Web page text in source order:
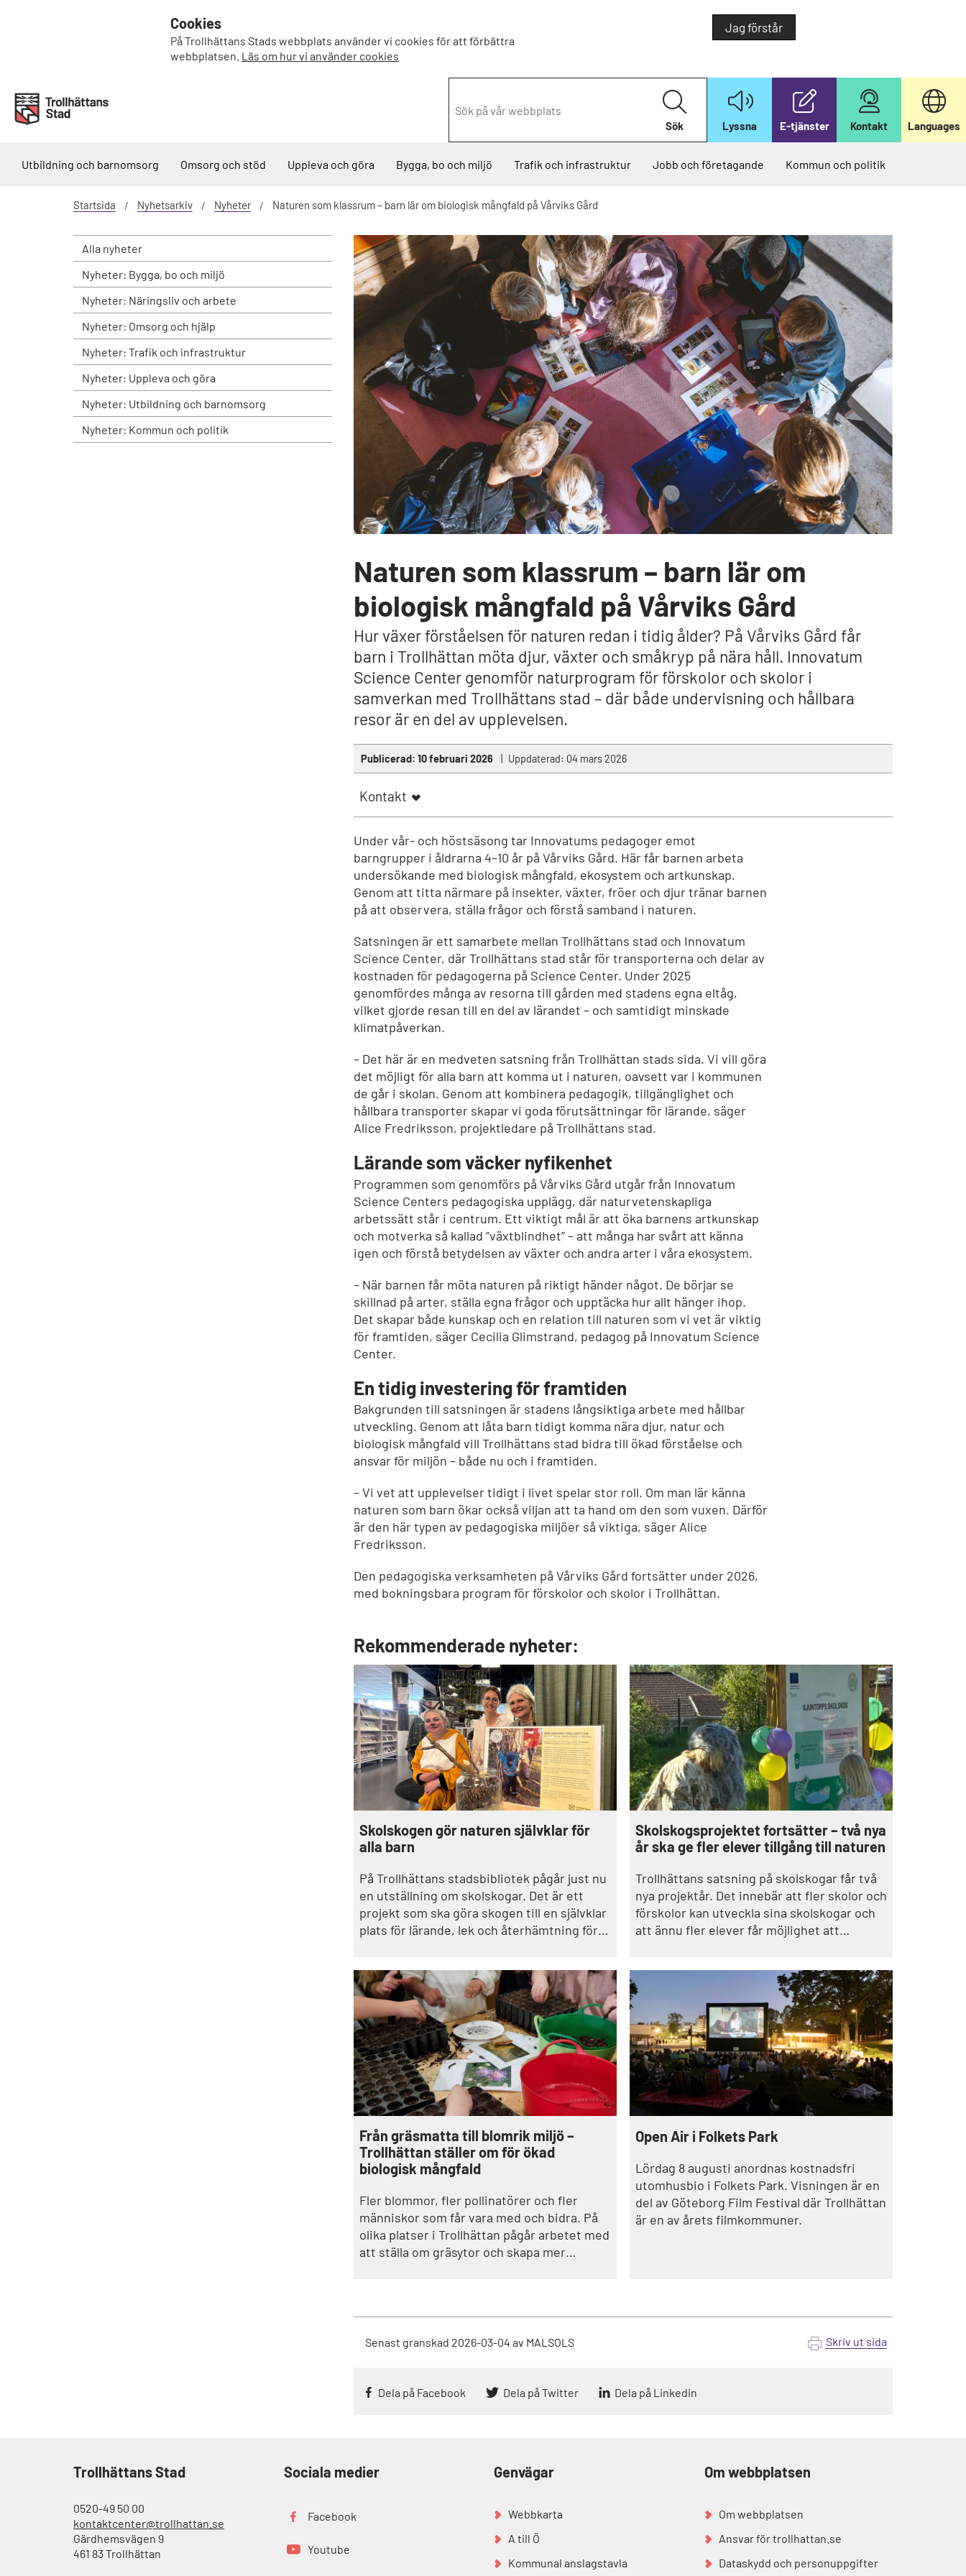
Cookies
På Trollhättans Stads webbplats använder vi cookies för att förbättra
webbplatsen. Läs om hur vi använder cookies
Jag förstår
å
p
l
a
t
s
Sök Lyssna E-tjänster Kontakt Languages
Utbildning och barnomsorg Omsorg och stöd Uppleva och göra Bygga, bo och miljö Trafik och infrastruktur Jobb och företagande Kommun och politik
Startsida Nyhetsarkiv Nyheter Naturen som klassrum – barn lär om biologisk mångfald på Vårviks Gård
Alla nyheter
Nyheter: Bygga, bo och miljö
Nyheter: Näringsliv och arbete
Nyheter: Omsorg och hjälp
Nyheter: Trafik och infrastruktur
Nyheter: Uppleva och göra
Nyheter: Utbildning och barnomsorg
Nyheter: Kommun och politik
Naturen som klassrum – barn lär om
biologisk mångfald på Vårviks Gård
Hur växer förståelsen för naturen redan i tidig ålder? På Vårviks Gård får
barn i Trollhättan möta djur, växter och småkryp på nära håll. Innovatum
Science Center genomför naturprogram för förskolor och skolor i
samverkan med Trollhättans stad – där både undervisning och hållbara
resor är en del av upplevelsen.
Publicerad: 10 februari 2026 Uppdaterad: 04 mars 2026
Kontakt
Under vår- och höstsäsong tar Innovatums pedagoger emot
barngrupper i åldrarna 4–10 år på Vårviks Gård. Här får barnen arbeta
undersökande med biologisk mångfald, ekosystem och artkunskap.
Genom att titta närmare på insekter, växter, fröer och djur tränar barnen
på att observera, ställa frågor och förstå samband i naturen.
Satsningen är ett samarbete mellan Trollhättans stad och Innovatum
Science Center, där Trollhättans stad står för transporterna och delar av
kostnaden för pedagogerna på Science Center. Under 2025
genomfördes många av resorna till gården med stadens egna eltåg,
vilket gjorde resan till en del av lärandet – och samtidigt minskade
klimatpåverkan.
– Det här är en medveten satsning från Trollhättan stads sida. Vi vill göra
det möjligt för alla barn att komma ut i naturen, oavsett var i kommunen
de går i skolan. Genom att kombinera pedagogik, tillgänglighet och
hållbara transporter skapar vi goda förutsättningar för lärande, säger
Alice Fredriksson, projektledare på Trollhättans stad.
Lärande som väcker nyfikenhet
Programmen som genomförs på Vårviks Gård utgår från Innovatum
Science Centers pedagogiska upplägg, där naturvetenskapliga
arbetssätt står i centrum. Ett viktigt mål är att öka barnens artkunskap
och motverka så kallad ”växtblindhet” – att många har svårt att känna
igen och förstå betydelsen av växter och andra arter i våra ekosystem.
– När barnen får möta naturen på riktigt händer något. De börjar se
skillnad på arter, ställa egna frågor och upptäcka hur allt hänger ihop.
Det skapar både kunskap och en relation till naturen som vi vet är viktig
för framtiden, säger Cecilia Glimstrand, pedagog på Innovatum Science
Center.
En tidig investering för framtiden
Bakgrunden till satsningen är stadens långsiktiga arbete med hållbar
utveckling. Genom att låta barn tidigt komma nära djur, natur och
biologisk mångfald vill Trollhättans stad bidra till ökad förståelse och
ansvar för miljön – både nu och i framtiden.
– Vi vet att upplevelser tidigt i livet spelar stor roll. Om man lär känna
naturen som barn ökar också viljan att ta hand om den som vuxen. Därför
är den här typen av pedagogiska miljöer så viktiga, säger Alice
Fredriksson.
Den pedagogiska verksamheten på Vårviks Gård fortsätter under 2026,
med bokningsbara program för förskolor och skolor i Trollhättan.
Rekommenderade nyheter:
Skolskogen gör naturen självklar för
alla barn
På Trollhättans stadsbibliotek pågår just nu
en utställning om skolskogar. Det är ett
projekt som ska göra skogen till en självklar
plats för lärande, lek och återhämtning för
på många sätt!
Skolskogsprojektet fortsätter – två nya
år ska ge fler elever tillgång till naturen
Trollhättans satsning på skolskogar får två
nya projektår. Det innebär att fler skolor och
förskolor kan utveckla sina skolskogar och
att ännu fler elever får möjlighet att
Från gräsmatta till blomrik miljö –
Trollhättan ställer om för ökad
biologisk mångfald
Fler blommor, fler pollinatörer och fler
människor som får vara med och bidra. På
olika platser i Trollhättan pågår arbetet med
att ställa om gräsytor och skapa mer
Open Air i Folkets Park
Lördag 8 augusti anordnas kostnadsfri
utomhusbio i Folkets Park. Visningen är en
del av Göteborg Film Festival där Trollhättan
är en av årets filmkommuner.
Senast granskad 2026-03-04 av MALSOLS Skriv ut sida
Dela på Facebook Dela på Twitter Dela på Linkedin
Trollhättans Stad
0520-49 50 00
kontaktcenter@trollhattan.se
Gärdhemsvägen 9
461 83 Trollhättan
Sociala medier
Facebook
Youtube
Genvägar
Webbkarta
A till Ö
Kommunal anslagstavla
Om webbplatsen
Om webbplatsen
Ansvar för trollhattan.se
Dataskydd och personuppgifter